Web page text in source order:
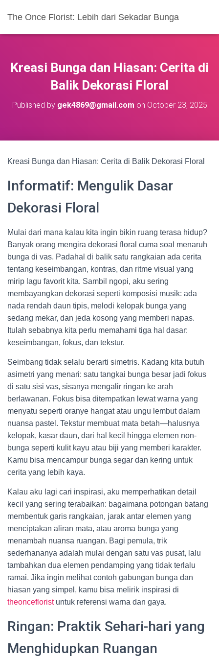
The Once Florist: Lebih dari Sekadar Bunga
Kreasi Bunga dan Hiasan: Cerita di
Balik Dekorasi Floral
Published by gek4869@gmail.com on October 23, 2025
Kreasi Bunga dan Hiasan: Cerita di Balik Dekorasi Floral
Informatif: Mengulik Dasar
Dekorasi Floral
Mulai dari mana kalau kita ingin bikin ruang terasa hidup?
Banyak orang mengira dekorasi floral cuma soal menaruh
bunga di vas. Padahal di balik satu rangkaian ada cerita
tentang keseimbangan, kontras, dan ritme visual yang
mirip lagu favorit kita. Sambil ngopi, aku sering
membayangkan dekorasi seperti komposisi musik: ada
nada rendah daun tipis, melodi kelopak bunga yang
sedang mekar, dan jeda kosong yang memberi napas.
Itulah sebabnya kita perlu memahami tiga hal dasar:
keseimbangan, fokus, dan tekstur.
Seimbang tidak selalu berarti simetris. Kadang kita butuh
asimetri yang menari: satu tangkai bunga besar jadi fokus
di satu sisi vas, sisanya mengalir ringan ke arah
berlawanan. Fokus bisa ditempatkan lewat warna yang
menyatu seperti oranye hangat atau ungu lembut dalam
nuansa pastel. Tekstur membuat mata betah—halusnya
kelopak, kasar daun, dari hal kecil hingga elemen non-
bunga seperti kulit kayu atau biji yang memberi karakter.
Kamu bisa mencampur bunga segar dan kering untuk
cerita yang lebih kaya.
Kalau aku lagi cari inspirasi, aku memperhatikan detail
kecil yang sering terabaikan: bagaimana potongan batang
membentuk garis rangkaian, jarak antar elemen yang
menciptakan aliran mata, atau aroma bunga yang
menambah nuansa ruangan. Bagi pemula, trik
sederhananya adalah mulai dengan satu vas pusat, lalu
tambahkan dua elemen pendamping yang tidak terlalu
ramai. Jika ingin melihat contoh gabungan bunga dan
hiasan yang simpel, kamu bisa melirik inspirasi di
theoncefloristuntuk referensi warna dan gaya.
Ringan: Praktik Sehari-hari yang
Menghidupkan Ruangan